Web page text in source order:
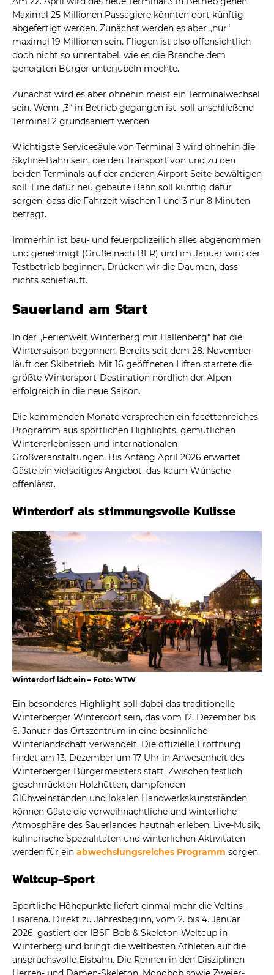
Maximal 25 Millionen Passagiere könnten dort künftig
abgefertigt werden. Zunächst werden es aber „nur“
maximal 19 Millionen sein. Fliegen ist also offensichtlich
doch nicht so unrentabel, wie es die Branche dem
geneigten Bürger unterjubeln möchte.
Zunächst wird es aber ohnehin meist ein Terminalwechsel
sein. Wenn „3“ in Betrieb gegangen ist, soll anschließend
Terminal 2 grundsaniert werden.
Wichtigste Servicesäule von Terminal 3 wird ohnehin die
Skyline-Bahn sein, die den Transport von und zu den
beiden Terminals auf der anderen Airport Seite bewältigen
soll. Eine dafür neu gebaute Bahn soll künftig dafür
sorgen, dass die Fahrzeit wischen 1 und 3 nur 8 Minuten
beträgt.
Immerhin ist bau- und feuerpolizeilich alles abgenommen
und genehmigt (Grüße nach BER) und im Januar wird der
Testbetrieb beginnen. Drücken wir die Daumen, dass
nichts schiefläuft.
Sauerland am Start
In der „Ferienwelt Winterberg mit Hallenberg“ hat die
Wintersaison begonnen. Bereits seit dem 28. November
läuft der Skibetrieb. Mit 16 geöffneten Liften startete die
größte Wintersport-Destination nördlich der Alpen
erfolgreich in die neue Saison.
Die kommenden Monate versprechen ein facettenreiches
Programm aus sportlichen Highlights, gemütlichen
Wintererlebnissen und internationalen
Großveranstaltungen. Bis Anfang April 2026 erwartet
Gäste ein vielseitiges Angebot, das kaum Wünsche
offenlässt.
Winterdorf als stimmungsvolle Kulisse
Winterdorf lädt ein – Foto: WTW
Ein besonderes Highlight soll dabei das traditionelle
Winterberger Winterdorf sein, das vom 12. Dezember bis
6. Januar das Ortszentrum in eine besinnliche
Winterlandschaft verwandelt. Die offizielle Eröffnung
findet am 13. Dezember um 17 Uhr in Anwesenheit des
Winterberger Bürgermeisters statt. Zwischen festlich
geschmückten Holzhütten, dampfenden
Glühweinständen und lokalen Handwerkskunstständen
können Gäste die vorweihnachtliche und winterliche
Atmosphäre des Sauerlandes hautnah erleben. Live-Musik,
kulinarische Spezialitäten und winterlichen Aktivitäten
werden für ein abwechslungsreiches Programm sorgen.
Weltcup-Sport
Sportliche Höhepunkte liefert einmal mehr die Veltins-
Eisarena. Direkt zu Jahresbeginn, vom 2. bis 4. Januar
2026, gastiert der IBSF Bob & Skeleton-Weltcup in
Winterberg und bringt die weltbesten Athleten auf die
anspruchsvolle Eisbahn. Die Rennen in den Disziplinen